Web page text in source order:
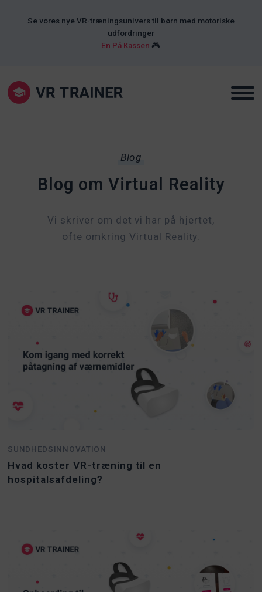
Se vores nye VR-træningsunivers til børn med motoriske
udfordringer
En På Kassen 🎮
Blog
Blog om Virtual Reality
Vi skriver om det vi har på hjertet,
ofte omkring Virtual Reality.
SUNDHEDSINNOVATION
Hvad koster VR-træning til en
hospitalsafdeling?